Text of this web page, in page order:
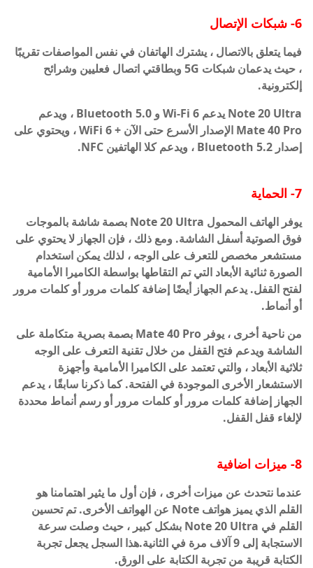
6- شبكات الإتصال
فيما يتعلق بالاتصال ، يشترك الهاتفان في نفس المواصفات تقريبًا
، حيث يدعمان شبكات 5G وبطاقتي اتصال فعليين وشرائح
إلكترونية.
Note 20 Ultra يدعم Wi-Fi 6 و Bluetooth 5.0 ، ويدعم
Mate 40 Pro الإصدار الأسرع حتى الآن + WiFi 6 ، ويحتوي على
إصدار Bluetooth 5.2 ، ويدعم كلا الهاتفين NFC.
7- الحماية
يوفر الهاتف المحمول Note 20 Ultra بصمة شاشة بالموجات
فوق الصوتية أسفل الشاشة. ومع ذلك ، فإن الجهاز لا يحتوي على
مستشعر مخصص للتعرف على الوجه ، لذلك يمكن استخدام
الصورة ثنائية الأبعاد التي تم التقاطها بواسطة الكاميرا الأمامية
لفتح القفل. يدعم الجهاز أيضًا إضافة كلمات مرور أو كلمات مرور
أو أنماط.
من ناحية أخرى ، يوفر Mate 40 Pro بصمة بصرية متكاملة على
الشاشة ويدعم فتح القفل من خلال تقنية التعرف على الوجه
ثلاثية الأبعاد ، والتي تعتمد على الكاميرا الأمامية وأجهزة
الاستشعار الأخرى الموجودة في الفتحة. كما ذكرنا سابقًا ، يدعم
الجهاز إضافة كلمات مرور أو كلمات مرور أو رسم أنماط محددة
لإلغاء قفل القفل.
8- ميزات اضافية
عندما نتحدث عن ميزات أخرى ، فإن أول ما يثير اهتمامنا هو
القلم الذي يميز هواتف Note عن الهواتف الأخرى. تم تحسين
القلم في Note 20 Ultra بشكل كبير ، حيث وصلت سرعة
الاستجابة إلى 9 آلاف مرة في الثانية.هذا السجل يجعل تجربة
الكتابة قريبة من تجربة الكتابة على الورق.